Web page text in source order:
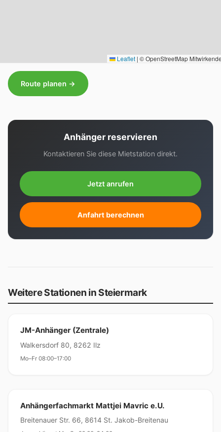
Leaflet | © OpenStreetMap
Route planen →
Anhänger reservieren
Kontaktieren Sie diese Mietstation direkt.
Jetzt anrufen
Anfahrt berechnen
Weitere Stationen in Steiermark
JM-Anhänger (Zentrale)
Walkersdorf 80, 8262 Ilz
Mo–Fr 08:00–17:00
Anhängerfachmarkt Mattjei Mavric e.U.
Breitenauer Str. 66, 8614 St. Jakob-Breitenau